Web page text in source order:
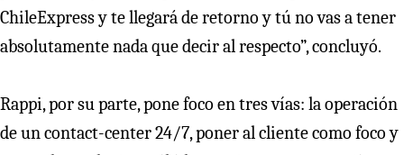
ChileExpress y te llegará de retorno y tú no vas a tener
absolutamente nada que decir al respecto”, concluyó.
Rappi, por su parte, pone foco en tres vías: la operación
de un contact-center 24/7, poner al cliente como foco y